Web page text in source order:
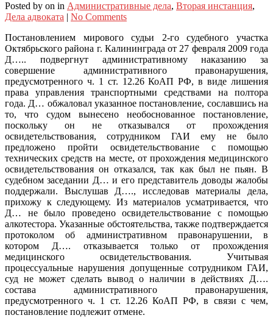
Posted by on in Административные дела, Вторая инстанция,
Дела адвоката | No Comments
Постановлением мирового судьи 2-го судебного участка
Октябрьского района г. Калининграда от 27 февраля 2009 года
Д….. подвергнут административному наказанию за
совершение административного правонарушения,
предусмотренного ч. 1 ст. 12.26 КоАП РФ, в виде лишения
права управления транспортными средствами на полтора
года. Д… обжаловал указанное постановление, сославшись на
то, что судом вынесено необоснованное постановление,
поскольку он не отказывался от прохождения
освидетельствования, сотрудником ГАИ ему не было
предложено пройти освидетельствование с помощью
технических средств на месте, от прохождения медицинского
освидетельствования он отказался, так как был не пьян. В
судебном заседании Д… и его представитель доводы жалобы
поддержали. Выслушав Д…., исследовав материалы дела,
прихожу к следующему. Из материалов усматривается, что
Д… не было проведено освидетельствование с помощью
алкотестора. Указанные обстоятельства, также подтверждается
протоколом об административном правонарушении, в
котором Д…. отказывается только от прохождения
медицинского освидетельствования. Учитывая
процессуальные нарушения допущенные сотрудником ГАИ,
суд не может сделать вывод о наличии в действиях Д….
состава административного правонарушения,
предусмотренного ч. 1 ст. 12.26 КоАП РФ, в связи с чем,
постановление подлежит отмене.